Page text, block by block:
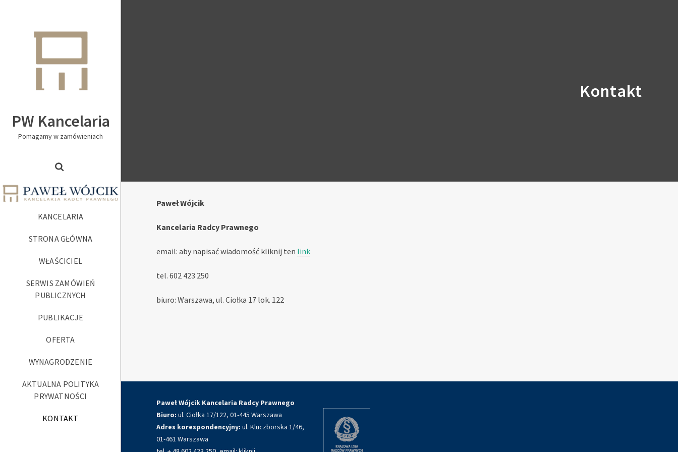
PW Kancelaria
Pomagamy w zamówieniach
KANCELARIA
STRONA GŁÓWNA
WŁAŚCICIEL
SERWIS ZAMÓWIEŃ
PUBLICZNYCH
PUBLIKACJE
OFERTA
WYNAGRODZENIE
AKTUALNA POLITYKA
PRYWATNOŚCI
KONTAKT
Kontakt
Paweł Wójcik
Kancelaria Radcy Prawnego
email: aby napisać wiadomość kliknij ten link
tel. 602 423 250
biuro: Warszawa, ul. Ciołka 17 lok. 122
Paweł Wójcik Kancelaria Radcy Prawnego
Biuro: ul. Ciołka 17/122, 01-445 Warszawa
Adres korespondencyjny: ul. Kluczborska 1/46,
01-461 Warszawa